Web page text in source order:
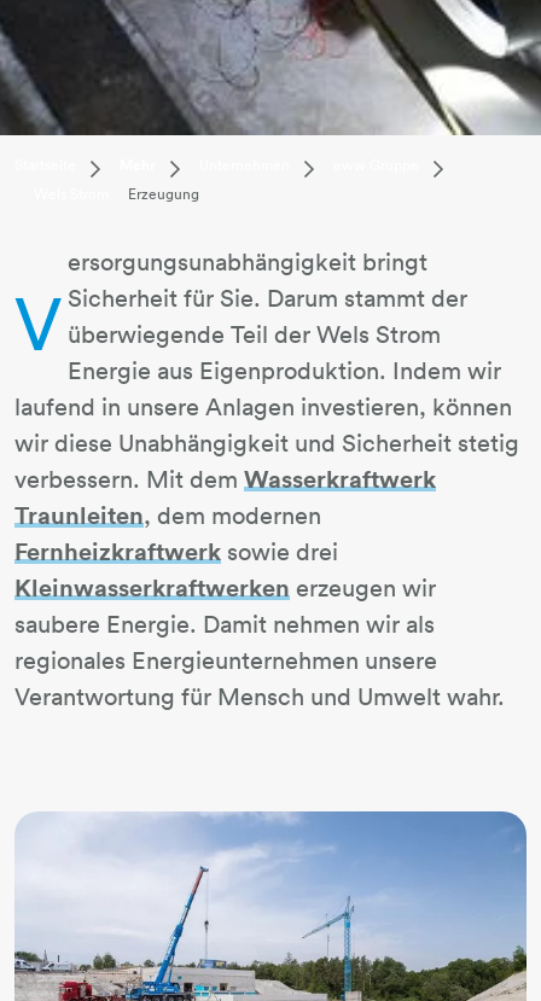
Dropdown Startseite
Privatkunden
Mehr
Dropdown Mehr
Karriere
Magazin
Dropdown Unternehmen
Einkauf
Baustelleninfo
Dropdown
eww
Erzeugung
V
ersorgungsunabhängigkeit bringt
Sicherheit für Sie. Darum stammt der
überwiegende Teil der Wels Strom
Energie aus Eigenproduktion. Indem wir
laufend in unsere Anlagen investieren, können
wir diese Unabhängigkeit und Sicherheit stetig
verbessern. Mit dem Wasserkraftwerk
Traunleiten, dem modernen
Fernheizkraftwerk sowie drei
Kleinwasserkraftwerken erzeugen wir
saubere Energie. Damit nehmen wir als
regionales Energieunternehmen unsere
Verantwortung für Mensch und Umwelt wahr.